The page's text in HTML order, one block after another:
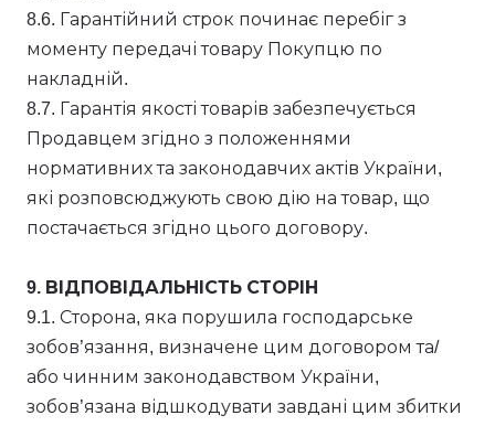
8.6. Гарантійний строк починає перебіг з
моменту передачі товару Покупцю по
накладній.
8.7. Гарантія якості товарів забезпечується
Продавцем згідно з положеннями
нормативних та законодавчих актів України,
які розповсюджують свою дію на товар, що
постачається згідно цього договору.
9. ВІДПОВІДАЛЬНІСТЬ СТОРІН
9.1. Сторона, яка порушила господарське
зобов’язання, визначене цим договором та/
або чинним законодавством України,
зобов’язана відшкодувати завдані цим збитки